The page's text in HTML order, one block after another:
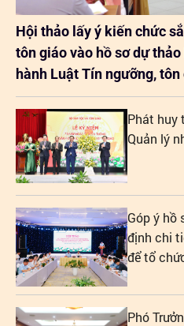
Hội thảo lấy ý kiến chức
tôn giáo vào hồ sơ dự
hành Luật Tín ngưỡng,
Phát huy
Quản lý
Góp ý hồ
định chi
để tổ
Phó